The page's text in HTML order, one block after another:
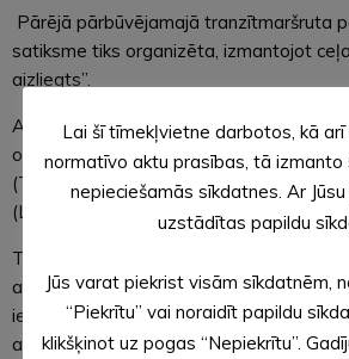
Pārējā pārbūvējamajā tranzītmaršruta
satiksme tiks organizēta, izmantojot
aizliegts”.
Apbraucamais ceļš šajā laika posmā
organizēts pa autoceļiem P40 (Alūksne-
(Taides-Matisene), V399 (Mālupe-Beja-
(Liepna-Alūksne).
Turpinoties Pleskavas ielas 1. kārtas
autovadītājiem būs jārēķinās ar to, ka
ierobežojumi var būt jūnijā arī ceļa
asfalta ieklāšanas laikā. Par to
Lai šī tīmekļvietne darbotos, kā
normatīvo aktu prasības, tā izmanto
nepieciešamās sīkdatnes. Ar
uzstādītas papildu
Jūs varat piekrist visām sīkdatnēm,
“Piekrītu” vai noraidīt papildu
klikšķinot uz pogas “Nepiekrītu”.